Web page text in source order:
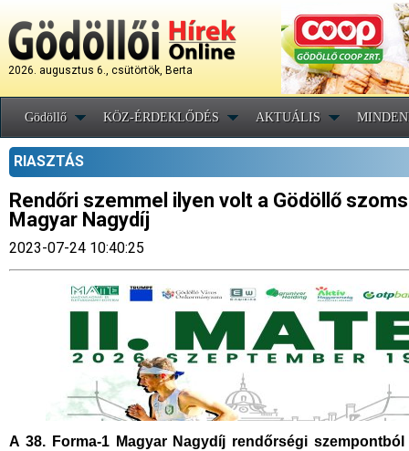
2026. augusztus 6., csütörtök, Berta
Gödöllő KÖZ-ÉRDEKLŐDÉS AKTUÁLIS
RIASZTÁS
Rendőri szemmel ilyen volt a Gödöllő
Magyar Nagydíj
2023-07-24 10:40:25
A 38. Forma-1 Magyar Nagydíj rendőrségi